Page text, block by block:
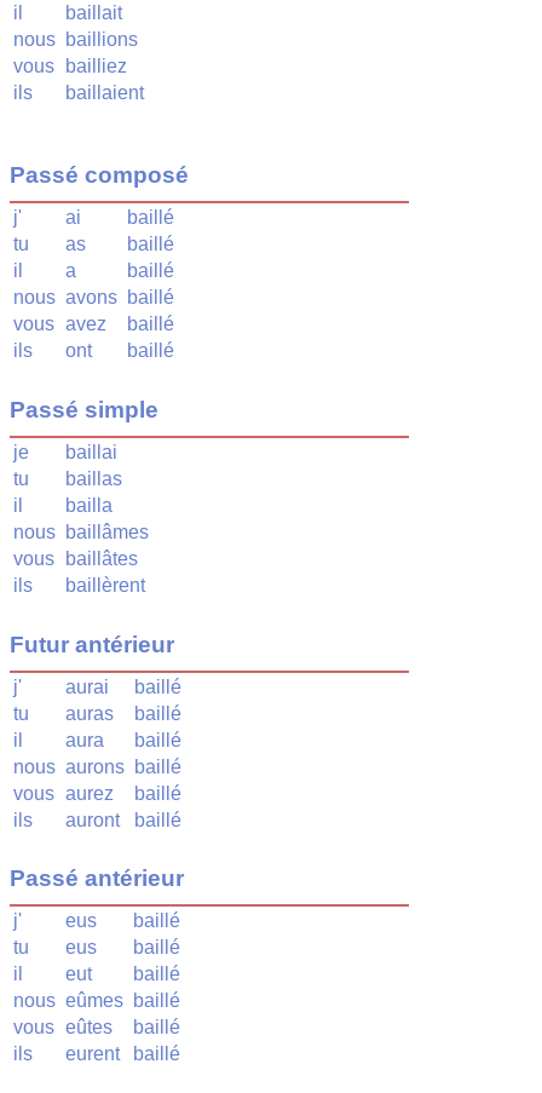
il
baillait
nous baillions
vous
bailliez
ils
baillaient
Passé composé
j' ai
baillé
tu
as
baillé
il
a
baillé
nous avons baillé
vous avez
baillé
ils
ont baillé
Passé simple
je
baillai
tu
baillas
il
bailla
nous baillâmes
vous
baillâtes
ils
baillèrent
Futur antérieur
j' aurai
baillé
tu
auras
baillé
il
aura
baillé
nous aurons baillé
vous aurez
baillé
ils
auront baillé
Passé antérieur
j' eus
baillé
tu
eus
baillé
il
eut
baillé
nous eûmes baillé
vous eûtes
baillé
ils
eurent baillé